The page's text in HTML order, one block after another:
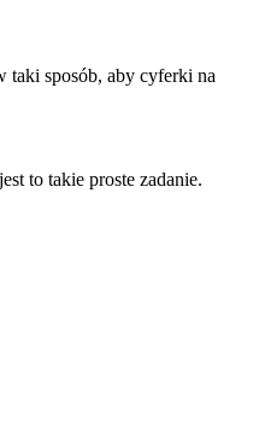
taki sposób, aby cyferki na
to takie proste zadanie.